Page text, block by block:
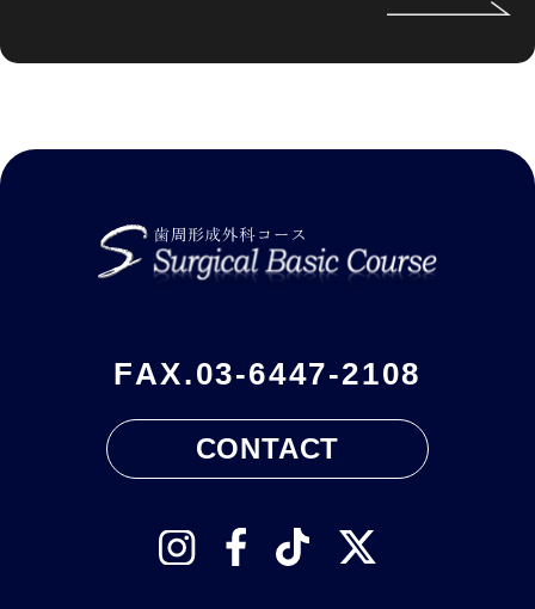
FAX.03-6447-2108
CONTACT